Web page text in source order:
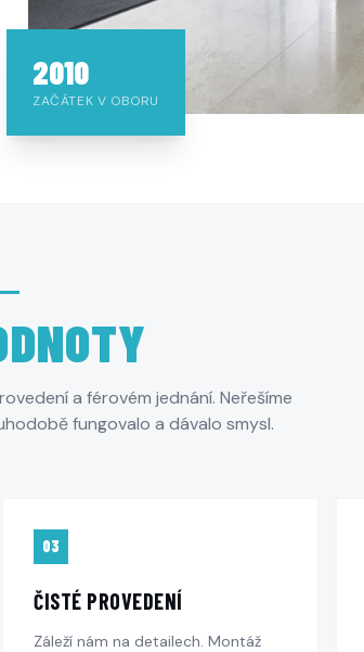
2010
ZAČÁTEK V OBORU
a férovém jednání. Neřešíme
fungovalo a dávalo smysl.
03
ČISTÉ PROVEDENÍ
Záleží nám na detailech. Montáž